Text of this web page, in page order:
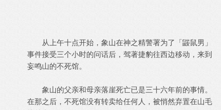
从上午十点开始，象山在神之精警署为了「鼹鼠男」
事件接受三个小时的问话后，驾著捷豹往西边移动，来到
妄鸣山的不死馆。
象山的父亲和母亲落崖死亡已是三十六年前的事情。
在那之后，不死馆没有转卖给任何人，被悄然弃置在山毛